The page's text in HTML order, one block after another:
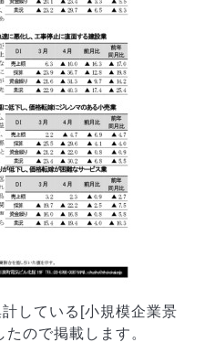
している [小規模企業景
ので掲載します。